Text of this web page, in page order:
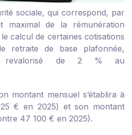
sociale, qui correspond, par
maximal de la rémunération
calcul de certaines cotisations
retraite de base plafonnée,
revalorisé de 2 % au
montant mensuel s’établira à
€ en 2025) et son montant
47 100 € en 2025).